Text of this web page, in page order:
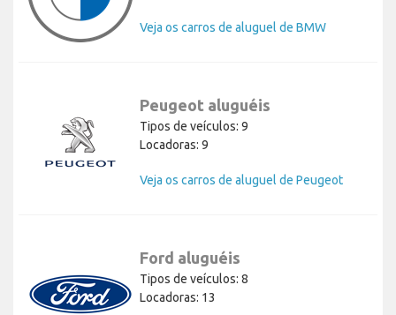
Veja os carros de aluguel de BMW
Peugeot aluguéis
Tipos de veículos: 9
Locadoras: 9
Veja os carros de aluguel de Peugeot
Ford aluguéis
Tipos de veículos: 8
Locadoras: 13